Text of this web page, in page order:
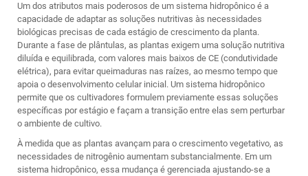
Um dos atributos mais poderosos de um sistema hidropônico é a
capacidade de adaptar as soluções nutritivas às necessidades
biológicas precisas de cada estágio de crescimento da planta.
Durante a fase de plântulas, as plantas exigem uma solução nutritiva
diluída e equilibrada, com valores mais baixos de CE (condutividade
elétrica), para evitar queimaduras nas raízes, ao mesmo tempo que
apoia o desenvolvimento celular inicial. Um sistema hidropônico
permite que os cultivadores formulem previamente essas soluções
específicas por estágio e façam a transição entre elas sem perturbar
o ambiente de cultivo.
À medida que as plantas avançam para o crescimento vegetativo, as
necessidades de nitrogênio aumentam substancialmente. Em um
sistema hidropônico, essa mudança é gerenciada ajustando-se a